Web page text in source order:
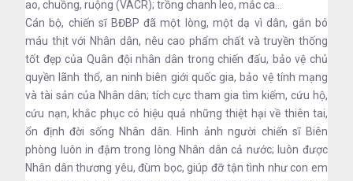
ao, chuồng, ruộng (VACR); trồng chanh leo, mắc ca…
Cán bộ, chiến sĩ BĐBP đã một lòng, một dạ vì dân, gắn bó
máu thịt với Nhân dân, nêu cao phẩm chất và truyền thống
tốt đẹp của Quân đội nhân dân trong chiến đấu, bảo vệ chủ
quyền lãnh thổ, an ninh biên giới quốc gia, bảo vệ tính mạng
và tài sản của Nhân dân; tích cực tham gia tìm kiếm, cứu hộ,
cứu nạn, khắc phục có hiệu quả những thiệt hại về thiên tai,
ổn định đời sống Nhân dân. Hình ảnh người chiến sĩ Biên
phòng luôn in đậm trong lòng Nhân dân cả nước; luôn được
Nhân dân thương yêu, đùm bọc, giúp đỡ tận tình như con em